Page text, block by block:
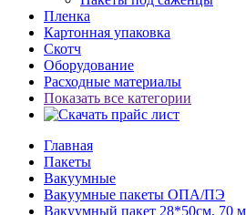
Пленка
Картонная упаковка
Скотч
Оборудование
Расходные материалы
Показать все категории
Главная
Пакеты
Вакуумные
Вакуумные пакеты ОПА/ПЭ
Вакуумный пакет 28*50см,